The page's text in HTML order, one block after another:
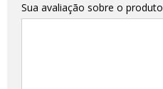
Sua avaliação sobre o produto